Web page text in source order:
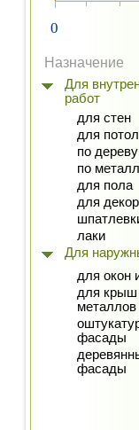
0
Назначение
Для
работ
для стен
для
по дереву
по
для пола
для
лаки
Для
для окон
для крыш
металлов
фасады
фасады